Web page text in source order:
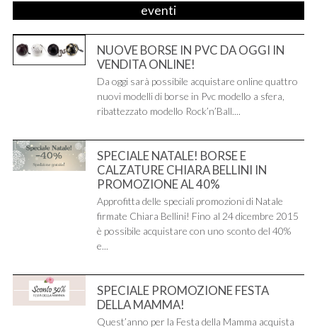
eventi
NUOVE BORSE IN PVC DA OGGI IN
VENDITA ONLINE!
Da oggi sarà possibile acquistare online quattro
nuovi modelli di borse in Pvc modello a sfera,
ribattezzato modello Rock’n’Ball....
SPECIALE NATALE! BORSE E
CALZATURE CHIARA BELLINI IN
PROMOZIONE AL 40%
Approfitta delle speciali promozioni di Natale
firmate Chiara Bellini! Fino al 24 dicembre 2015
è possibile acquistare con uno sconto del 40%
e...
SPECIALE PROMOZIONE FESTA
DELLA MAMMA!
Quest’anno per la Festa della Mamma acquista